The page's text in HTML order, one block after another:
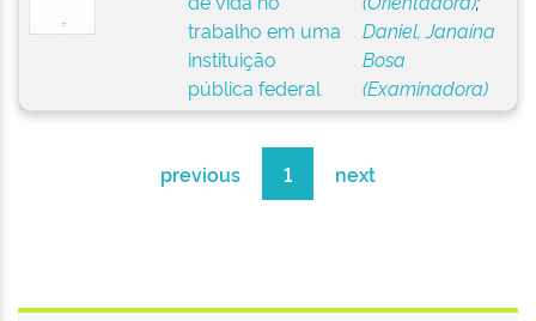
trabalho em uma
instituição
pública federal
Daniel, Janaína
Bosa
(Examinadora)
previous 1 next